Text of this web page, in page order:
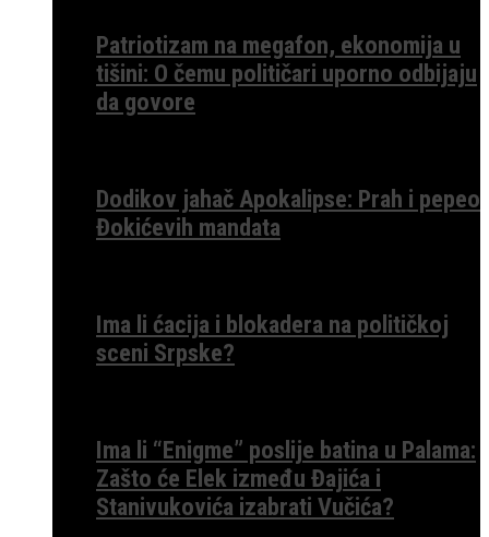
Patriotizam na megafon, ekonomija u
tišini: O čemu političari uporno odbijaju
da govore
Dodikov jahač Apokalipse: Prah i pepeo
Đokićevih mandata
Ima li ćacija i blokadera na političkoj
sceni Srpske?
Ima li “Enigme” poslije batina u Palama:
Zašto će Elek između Đajića i
Stanivukovića izabrati Vučića?